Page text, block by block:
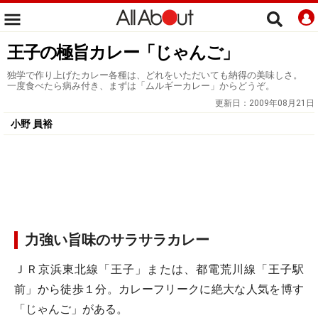
王子の極旨カレー「じゃんご」
独学で作り上げたカレー各種は、どれをいただいても納得の美味しさ。
一度食べたら病み付き、まずは「ムルギーカレー」からどうぞ。
更新日： 2009年08月21日
小野 員裕
力強い旨味のサラサラカレー
ＪＲ京浜東北線「王子」または、都電荒川線「王子駅
前」から徒歩１分。カレーフリークに絶大な人気を博す
「じゃんご」がある。